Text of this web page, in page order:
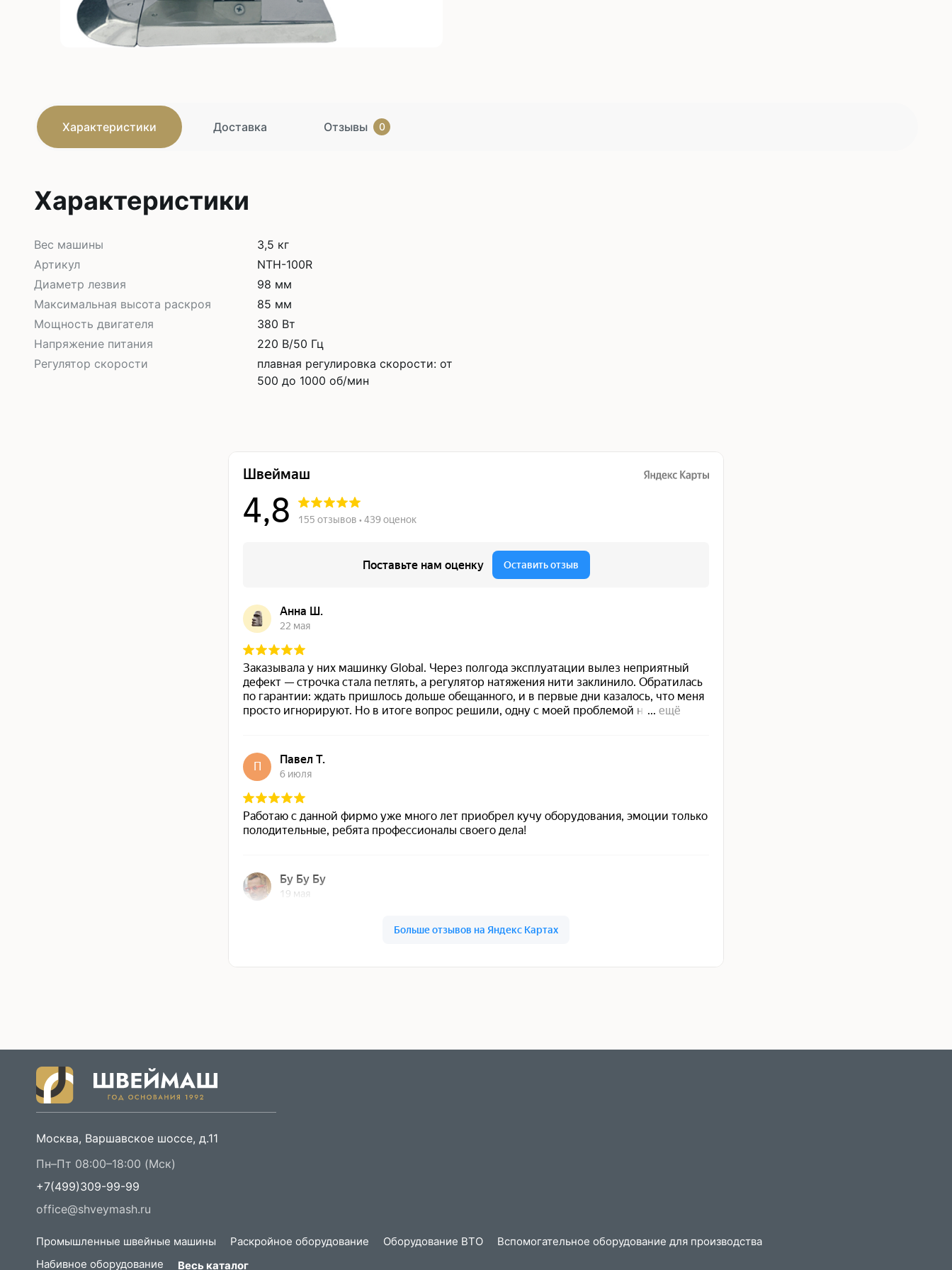
Характеристики Доставка Отзывы 0
Характеристики
Вес машины
3,5 кг
Артикул
NTH-100R
Диаметр лезвия
98 мм
Максимальная высота раскроя
85 мм
Мощность двигателя
380 Вт
Напряжение питания
220 В/50 Гц
Регулятор скорости
плавная регулировка скорости: от
500 до 1000 об/мин
Москва, Варшавское шоссе, д.11
Пн–Пт 08:00–18:00 (Мск)
+7(499)309-99-99
office@shveymash.ru
Промышленные швейные машины Раскройное оборудование Оборудование ВТО
Вспомогательное оборудование для производства
Набивное оборудование
Весь каталог